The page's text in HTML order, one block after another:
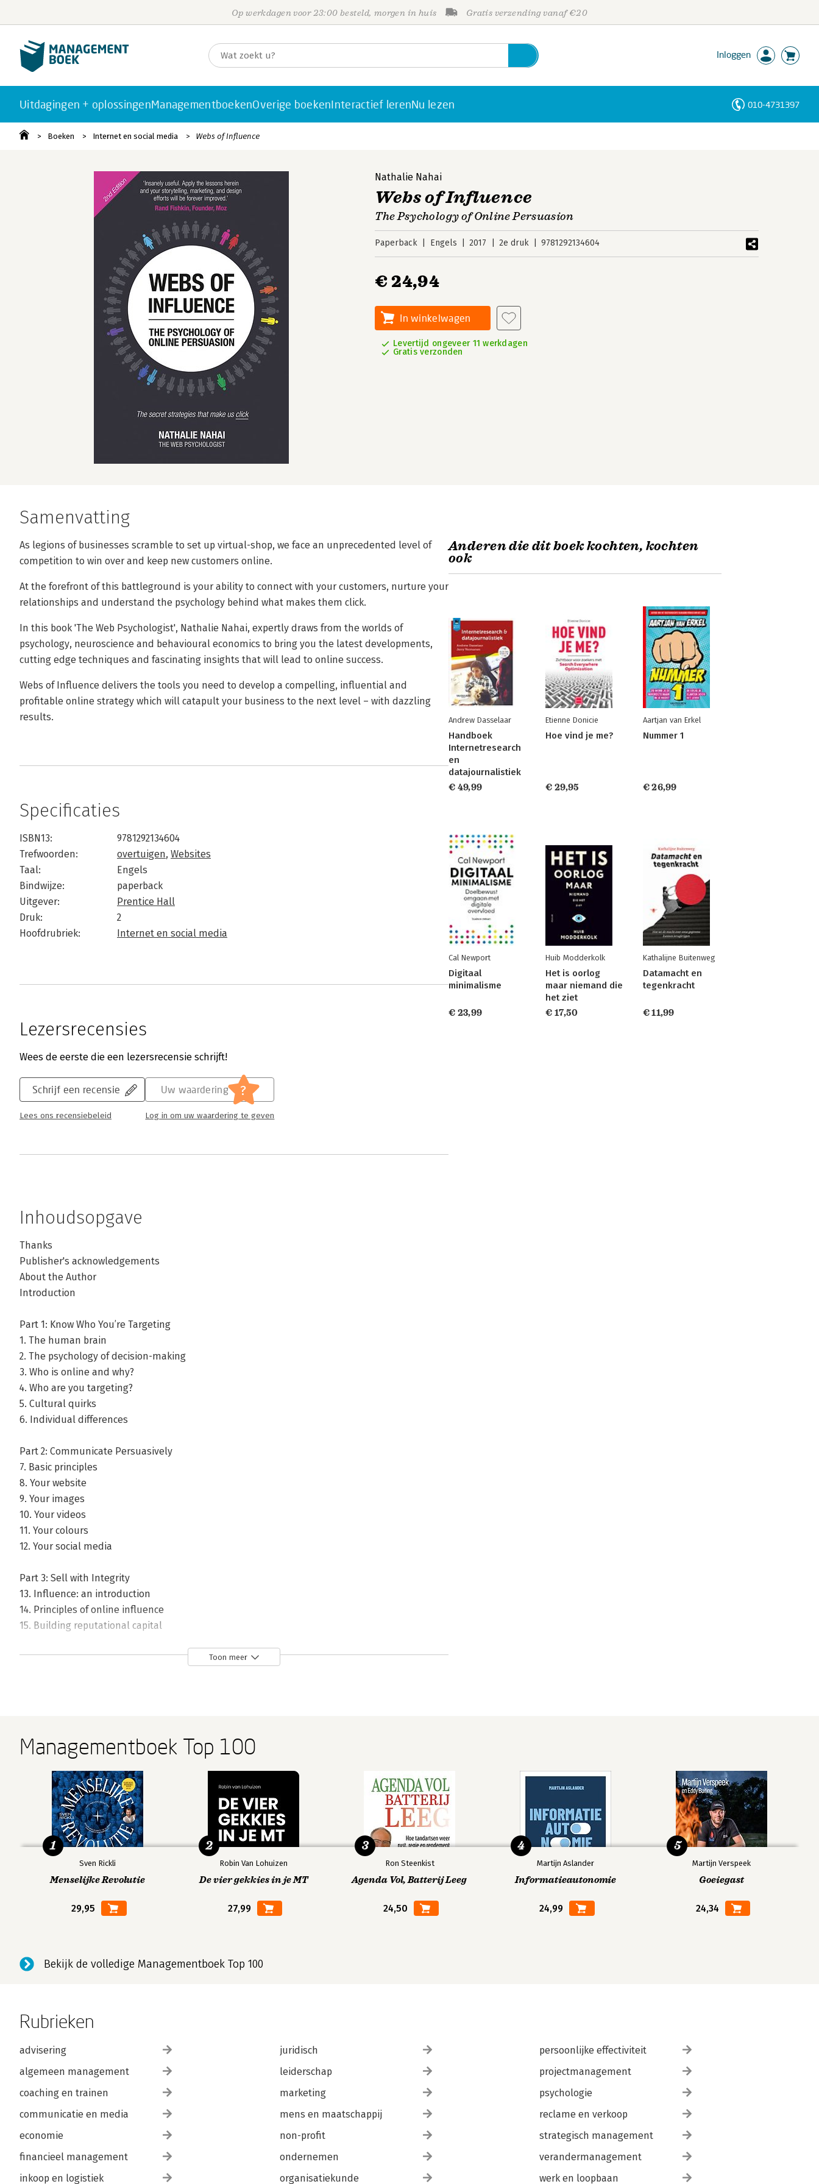
Op werkdagen voor 23:00 besteld, morgen in huis Gratis verzending vanaf €20
Inloggen
Uitdagingen + oplossingenManagementboekenOverige boekenInteractief lerenNu lezen 010-4731397
Boeken Internet en social media Webs of Influence
Nathalie Nahai
Webs of Influence
The Psychology of Online Persuasion
Paperback Engels 2017 2e druk 9781292134604
€ 24,94
In winkelwagen
Levertijd ongeveer 11 werkdagen
Gratis verzonden
Samenvatting
As legions of businesses scramble to set up virtual-shop, we face an unprecedented level of
competition to win over and keep new customers online.
At the forefront of this battleground is your ability to connect with your customers, nurture your
relationships and understand the psychology behind what makes them click.
In this book 'The Web Psychologist', Nathalie Nahai, expertly draws from the worlds of
psychology, neuroscience and behavioural economics to bring you the latest developments,
cutting edge techniques and fascinating insights that will lead to online success.
Webs of Influence delivers the tools you need to develop a compelling, influential and
profitable online strategy which will catapult your business to the next level – with dazzling
results.
Specificaties
ISBN13:
9781292134604
Trefwoorden:
overtuigen, Websites
Taal:
Engels
Bindwijze:
paperback
Uitgever:
Prentice Hall
Druk:
2
Hoofdrubriek:
Internet en social media
Lezersrecensies
Wees de eerste die een lezersrecensie schrijft!
Schrijf een recensie
Lees ons recensiebeleid
Uw waardering ?
Log in om uw waardering te geven
Inhoudsopgave
Thanks
Publisher's acknowledgements
About the Author
Introduction
Part 1: Know Who You’re Targeting
1. The human brain
2. The psychology of decision-making
3. Who is online and why?
4. Who are you targeting?
5. Cultural quirks
6. Individual differences
Part 2: Communicate Persuasively
7. Basic principles
8. Your website
9. Your images
10. Your videos
11. Your colours
12. Your social media
Part 3: Sell with Integrity
13. Influence: an introduction
14. Principles of online influence
15. Building reputational capital
17. Pricing and value
Notes
Glossary
Toon meer
Anderen die dit boek kochten, kochten
ook
Andrew Dasselaar
Handboek
Internetresearch
en
datajournalistiek
€ 49,99
Etienne Donicie
Hoe vind je me?
€ 29,95
Aartjan van Erkel
Nummer 1
€ 26,99
Cal Newport
Digitaal
minimalisme
€ 23,99
Huib Modderkolk
Het is oorlog
maar niemand die
het ziet
€ 17,50
Kathalijne Buitenweg
Datamacht en
tegenkracht
€ 11,99
Managementboek Top 100
Sven Rickli
Menselijke Revolutie
29,95
1
Robin Van Lohuizen
De vier gekkies in je MT
27,99
2
Ron Steenkist
Agenda Vol, Batterij Leeg
24,50
3
Martijn Aslander
Informatieautonomie
24,99
4
Martijn Verspeek
Goeiegast
24,34
5
Bekijk de volledige Managementboek Top 100
Rubrieken
advisering
algemeen management
coaching en trainen
communicatie en media
economie
financieel management
inkoop en logistiek
juridisch
leiderschap
marketing
mens en maatschappij
non-profit
ondernemen
organisatiekunde
persoonlijke effectiviteit
projectmanagement
psychologie
reclame en verkoop
strategisch management
verandermanagement
werk en loopbaan
Personen